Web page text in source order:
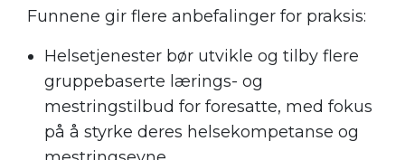
Funnene gir flere anbefalinger for praksis:
Helsetjenester bør utvikle og tilby flere
gruppebaserte lærings- og
mestringstilbud for foresatte, med fokus
på å styrke deres helsekompetanse og